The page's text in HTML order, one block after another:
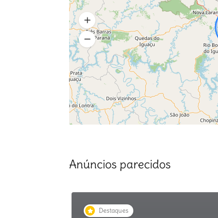
Anúncios parecidos
Destaques